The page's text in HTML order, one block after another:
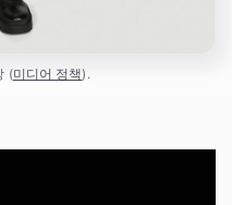
(미디어 정책).